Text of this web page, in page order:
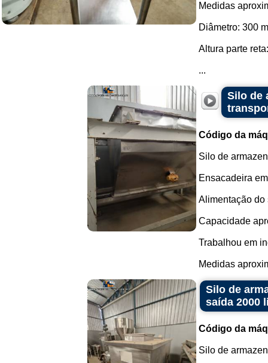
Medidas
Diâmetro: 300
Altura parte
...
Silo de
Código da
Silo de
Ensacadeira
Alimentação do
Capacidade
Trabalhou em
Medidas
Silo de
saída 2000
Código da
Silo de